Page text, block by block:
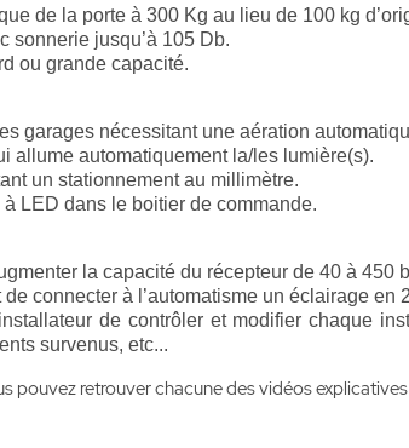
de la porte à 300 Kg au lieu de 100 kg
sonnerie jusqu’à 105 Db.
ou grande capacité.
garages nécessitant une aération
allume automatiquement la/les lumière(s).
un stationnement au millimètre.
LED dans le boitier de commande.
la capacité du récepteur de 40 à 450
connecter à l’automatisme un éclairage en
de contrôler et modifier chaque
survenus, etc...
pouvez retrouver chacune des vidéos